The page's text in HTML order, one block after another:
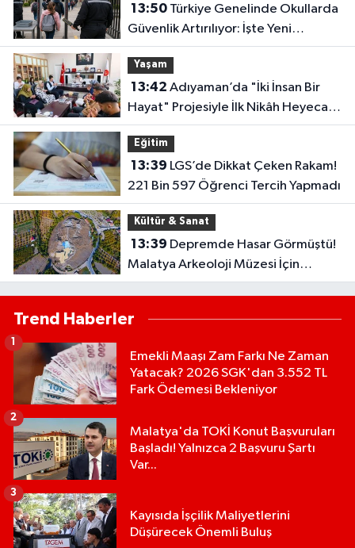
13:50Türkiye Genelinde Okullarda
Güvenlik Artırılıyor: İşte Yeni
Uygulama
Yaşam
13:42
Hayat" Projesiyle İlk Nikâh Heyecanı
Yaşandı!
Eğitim
13:39
221 Bin 597 Öğrenci Tercih Yapmadı
Kültür & Sanat
13:39
Malatya Arkeoloji Müzesi İçin
Beklenen Gün Geldi
Trend Haberler
Emekli Maaşı Zam Farkı Ne Zaman
Yatacak? 2026 SGK'dan 3.552 TL
Fark Ödemesi Bekleniyor
1
Malatya'da TOKİ Konut Başvuruları
Başladı! Yalnızca 2 Başvuru Şartı
Var...
2
Kayısıda İşçilik Maliyetlerini
Düşürecek Önemli Buluş
3